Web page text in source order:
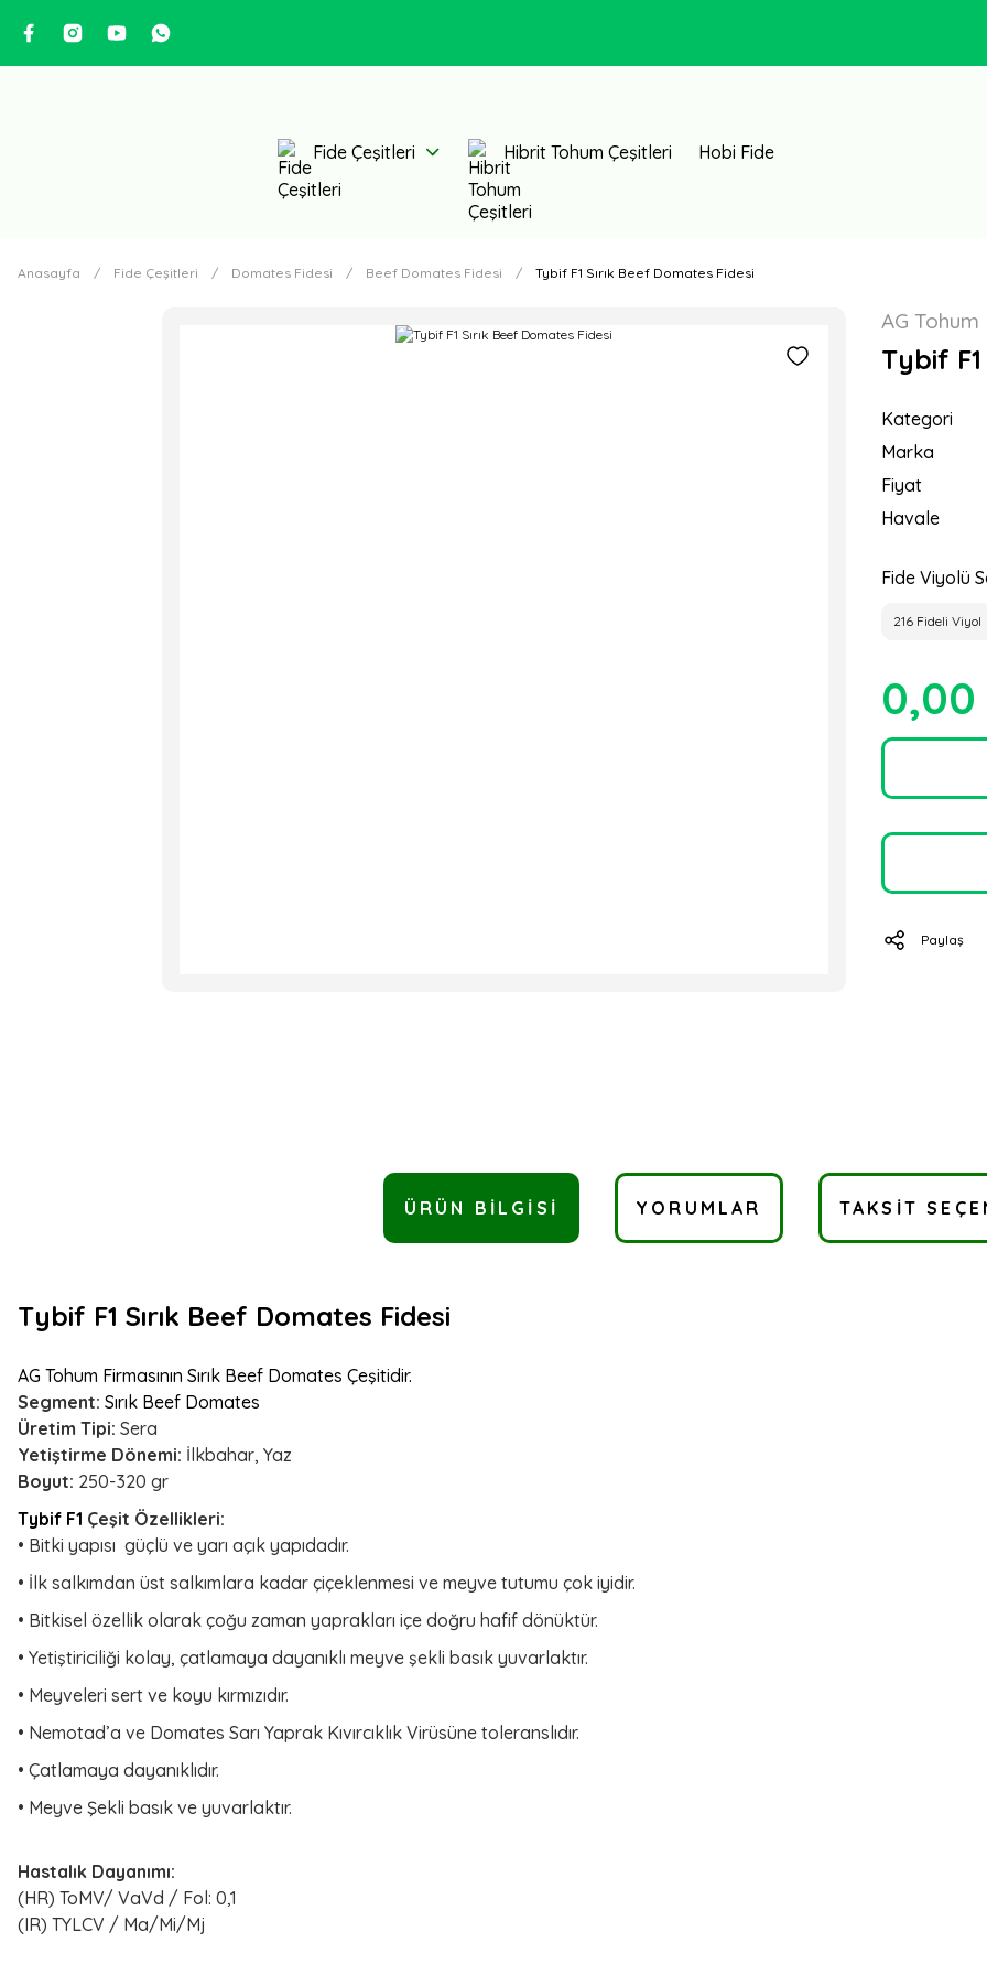
Fide Çeşitleri Hibrit Tohum Çeşitleri Hobi Fide
Anasayfa Fide Çeşitleri Domates Fidesi Beef Domates Fidesi Tybif F1 Sırık Beef Domates Fidesi
AG Tohum
Tybif
Kategori
Marka
Fiyat
Havale
Fide Viyolü
216 Fideli Viyol
0,00
Paylaş
ÜRÜN BILGISI YORUMLAR TAKSIT
Tybif F1 Sırık Beef Domates Fidesi
AG Tohum Firmasının Sırık Beef Domates Çeşitidir.
Segment: Sırık Beef Domates
Üretim Tipi: Sera
Yetiştirme Dönemi: İlkbahar, Yaz
Boyut: 250-320 gr
Tybif F1 Çeşit Özellikleri:
• Bitki yapısı güçlü ve yarı açık yapıdadır.
• İlk salkımdan üst salkımlara kadar çiçeklenmesi ve meyve tutumu çok iyidir.
• Bitkisel özellik olarak çoğu zaman yaprakları içe doğru hafif dönüktür.
• Yetiştiriciliği kolay, çatlamaya dayanıklı meyve şekli basık yuvarlaktır.
• Meyveleri sert ve koyu kırmızıdır.
• Nemotad’a ve Domates Sarı Yaprak Kıvırcıklık Virüsüne toleranslıdır.
• Çatlamaya dayanıklıdır.
• Meyve Şekli basık ve yuvarlaktır.
Hastalık Dayanımı:
(HR) ToMV/ VaVd / Fol: 0,1
(IR) TYLCV / Ma/Mi/Mj